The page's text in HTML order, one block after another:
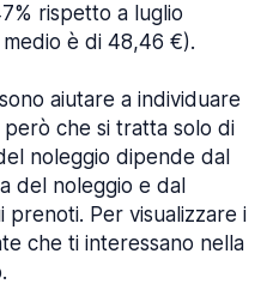
rispetto a luglio
è di 48,46 €).
aiutare a individuare
però che si tratta solo di
noleggio dipende dal
del noleggio e dal
Per visualizzare i
che ti interessano nella